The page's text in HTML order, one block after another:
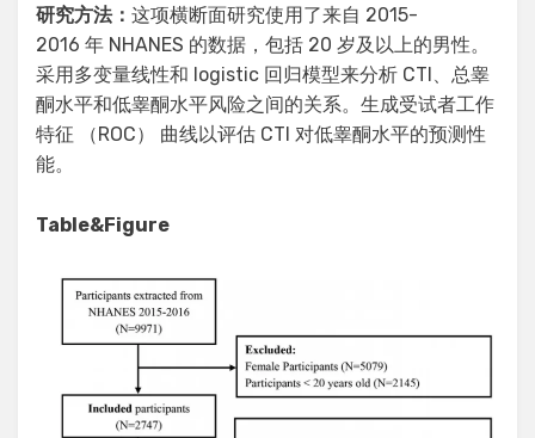
研究方法： 这项横断面研究使用了来自 2015-
2016 年 NHANES 的数据，包括 20 岁及以上的男性。
采用多变量线性和 logistic 回归模型来分析 CTI、总睾
酮水平和低睾酮水平风险之间的关系。生成受试者工作
特征 （ROC） 曲线以评估 CTI 对低睾酮水平的预测性
能。
Table&Figure